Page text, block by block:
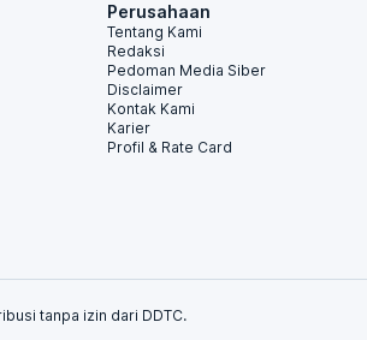
Perusahaan
Tentang Kami
Redaksi
Pedoman Media Siber
Disclaimer
Kontak Kami
Karier
Profil & Rate Card
tanpa izin dari DDTC.